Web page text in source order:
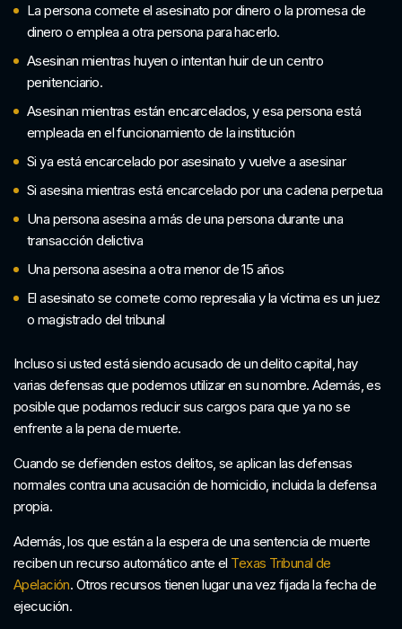
La persona comete el asesinato por dinero o la promesa de
dinero o emplea a otra persona para hacerlo.
Asesinan mientras huyen o intentan huir de un centro
penitenciario.
Asesinan mientras están encarcelados, y esa persona está
empleada en el funcionamiento de la institución
Si ya está encarcelado por asesinato y vuelve a asesinar
Si asesina mientras está encarcelado por una cadena perpetua
Una persona asesina a más de una persona durante una
transacción delictiva
Una persona asesina a otra menor de 15 años
El asesinato se comete como represalia y la víctima es un juez
o magistrado del tribunal
Incluso si usted está siendo acusado de un delito capital, hay
varias defensas que podemos utilizar en su nombre. Además, es
posible que podamos reducir sus cargos para que ya no se
enfrente a la pena de muerte.
Cuando se defienden estos delitos, se aplican las defensas
normales contra una acusación de homicidio, incluida la defensa
propia.
Además, los que están a la espera de una sentencia de muerte
reciben un recurso automático ante el Texas Tribunal de
Apelación. Otros recursos tienen lugar una vez fijada la fecha de
ejecución.